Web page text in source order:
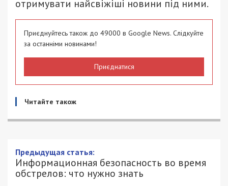
отримувати найсвіжіші новини під ними.
Приєднуйтесь також до 49000 в Google News. Слідкуйте
за останніми новинами!
Приєднатися
Читайте також
Информационная безопасность во
время обстрелов: что нужно знать